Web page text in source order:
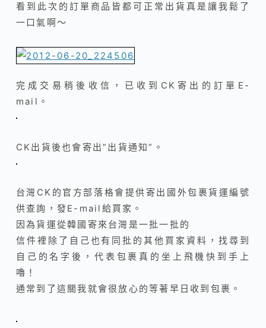
看到此次的訂單商品皆都可正常出貨真是讓我鬆了
一口氣啊～
完成交易稍後收信，已收到CK寄出的訂單E-
mail。
CK出貨後也會寄出”出貨通知”。
台灣CK的官方部落格會提供寄出國外包裹貨運編號
供查詢，發E-mail給買家。
因為貨運從韓國寄來台灣是一批一批的
信件裡除了自己也有同批的其他買家資料，找尋到
自己的名字後，代表包裹真的坐上飛機快到手上
嚕！
通常到了這關我就會很放心的等著早日收到包裹。